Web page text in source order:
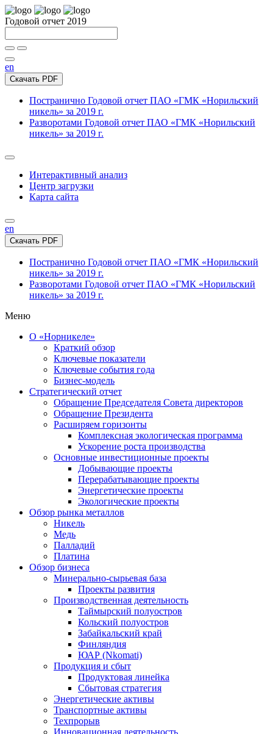
Годовой отчет 2019
en
Скачать PDF
Постранично Годовой отчет ПАО «ГМК «Норильский
никель» за 2019 г.
Разворотами Годовой отчет ПАО «ГМК «Норильский
никель» за 2019 г.
Интерактивный анализ
Центр загрузки
Карта сайта
en
Скачать PDF
Постранично Годовой отчет ПАО «ГМК «Норильский
никель» за 2019 г.
Разворотами Годовой отчет ПАО «ГМК «Норильский
никель» за 2019 г.
Меню
О «Норникеле»
Краткий обзор
Ключевые показатели
Ключевые события года
Бизнес-модель
Стратегический отчет
Обращение Председателя Совета директоров
Обращение Президента
Расширяем горизонты
Комплексная экологическая программа
Ускорение роста производства
Основные инвестиционные проекты
Добывающие проекты
Перерабатывающие проекты
Энергетические проекты
Экологические проекты
Обзор рынка металлов
Никель
Медь
Палладий
Платина
Обзор бизнеса
Минерально-сырьевая база
Проекты развития
Производственная деятельность
Таймырский полуостров
Кольский полуостров
Забайкальский край
Финляндия
ЮАР (Nkomati)
Продукция и сбыт
Продуктовая линейка
Сбытовая стратегия
Энергетические активы
Транспортные активы
Техпрорыв
Инновационная деятельность